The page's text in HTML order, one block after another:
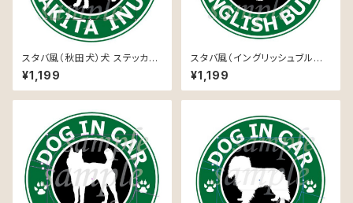
スタバ風（秋田犬）犬 ステッカー
防水 車用
¥1,199
スタバ風（イングリッシュブルドッ
¥1,199